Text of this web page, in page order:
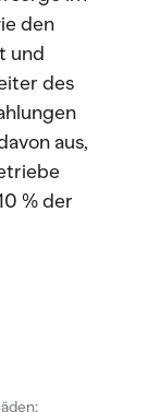
den
und
des
aus,
% der